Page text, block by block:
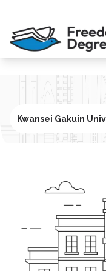
Kwansei Gakuin